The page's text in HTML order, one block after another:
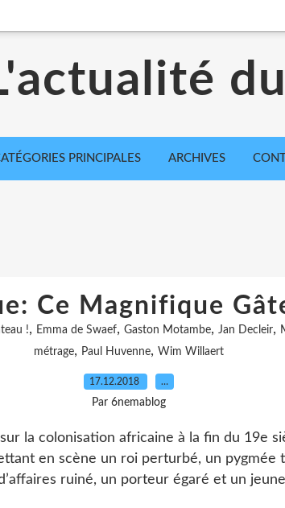
PRINCIPALES ARCHIVES
Ce Magnifique
!, Emma de Swaef, Gaston Motambe, Jan Decleir,
métrage, Paul Huvenne, Wim Willaert
17.12.2018 …
Par 6nemablog
la colonisation africaine à la fin du 19e
en scène un roi perturbé, un pygmée
ruiné, un porteur égaré et un